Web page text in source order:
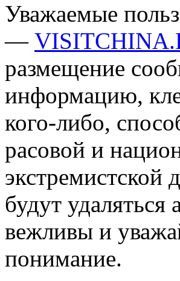
Уважаемые
—
размещение
информацию,
кого-либо,
расовой и
экстремистской
будут удаляться
вежливы и
понимание.